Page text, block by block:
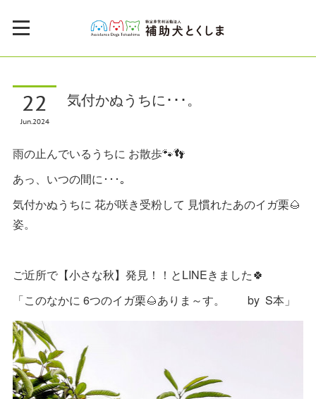
22
Jun2024
気付かぬうちに･･･。
雨の止んでいるうちに お散歩🐾👣
あっ、いつの間に･･･｡
気付かぬうちに 花が咲き受粉して 見慣れたあのイガ栗🌰
姿。
ご近所で【小さな秋】発見！！とLINEきました🍀
「このなかに 6つのイガ栗🌰ありま～す。 by S本」